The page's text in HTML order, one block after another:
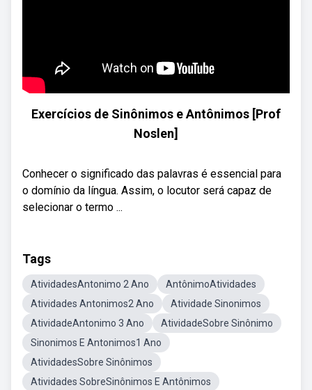
Exercícios de Sinônimos e Antônimos [Prof
Noslen]
Conhecer o significado das palavras é essencial para
o domínio da língua. Assim, o locutor será capaz de
selecionar o termo ...
Tags
AtividadesAntonimo 2 Ano
AntônimoAtividades
Atividades Antonimos2 Ano
Atividade Sinonimos
AtividadeAntonimo 3 Ano
AtividadeSobre Sinônimo
Sinonimos E Antonimos1 Ano
AtividadesSobre Sinônimos
Atividades SobreSinônimos E Antônimos